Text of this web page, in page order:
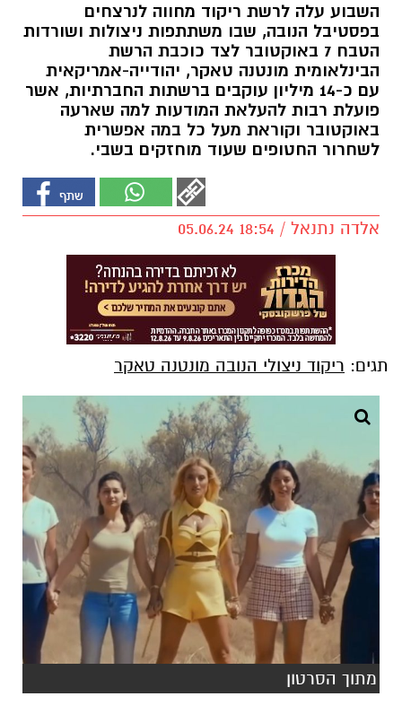
השבוע עלה לרשת ריקוד מחווה לנרצחים
בפסטיבל הנובה, שבו משתתפות ניצולות ושורדות
הטבח 7 באוקטובר לצד כוכבת הרשת
הבינלאומית מונטנה טאקר, יהודייה-אמריקאית
עם כ-14 מיליון עוקבים ברשתות החברתיות, אשר
פועלת רבות להעלאת המודעות למה שארעה
באוקטובר וקוראת מעל כל במה אפשרית
לשחרור החטופים שעוד מוחזקים בשבי.
אלדה נתנאל / 18:54 05.06.24
תגים: ריקוד ניצולי הנובה מונטנה טאקר
מתוך הסרטון